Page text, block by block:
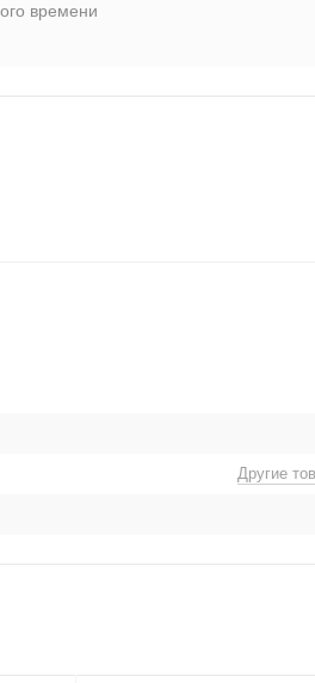
времени
Другие